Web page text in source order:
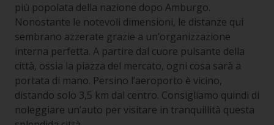
più popolata della nazione dopo Amburgo.
Nonostante le notevoli dimensioni, le distanze qui
sembrano azzerate grazie a un’organizzazione
interna perfetta. A partire dal cuore pulsante della
città, ossia la piazza del mercato, ogni cosa sarà a
portata di mano. Persino l’aeroporto è vicino,
distando solo 3,5 km dal centro. Consigliamo quindi di
noleggiare un’auto per visitare in tranquillità questa